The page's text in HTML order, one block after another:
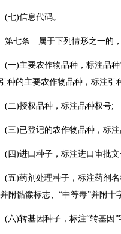
)信息代码。
条 属于下列情形之一的，
)主要农作物品种，标注品种
种的主要农作物品种，标注引
)授权品种，标注品种权号;
)已登记的农作物品种，标注
)进口种子，标注进口审批文
)药剂处理种子，标注药剂名
附骷髅标志、“中等毒”并附十
)转基因种子，标注“转基因”